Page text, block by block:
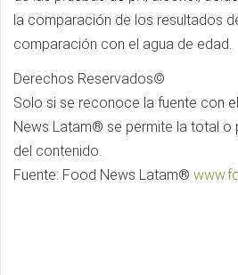
la comparación de los resultados
comparación con el agua de edad.
Derechos Reservados©
Solo si se reconoce la fuente con
News Latam® se permite la total o
del contenido.
Fuente: Food News Latam®